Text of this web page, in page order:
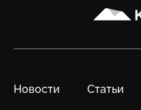
Карачун
Новости Статьи